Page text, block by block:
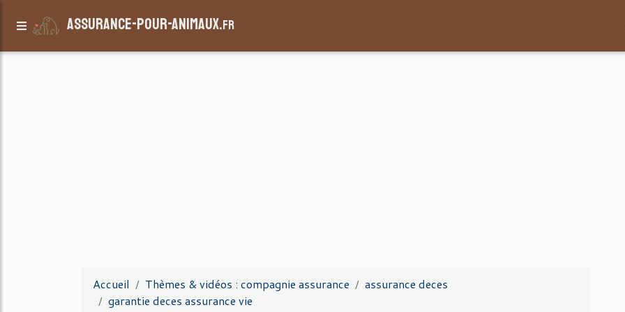
assurance-pour-animaux.fr
Accueil Thèmes & vidéos : compagnie assurance
assurance deces
garantie deces assurance vie